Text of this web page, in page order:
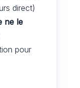
direct)
ne le
pour